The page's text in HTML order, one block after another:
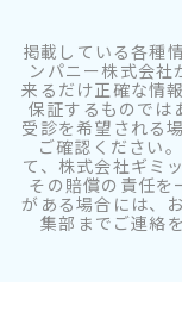
掲載している各種
ンパニー株式会社
来るだけ正確な情
保証するものでは
受診を希望される
ご確認ください
て、株式会社ギミ
その賠償の責任を
がある場合には、
集部までご連絡